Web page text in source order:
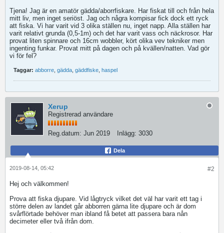
Tjena! Jag är en amatör gädda/aborrfiskare. Har fiskat till och från hela
mitt liv, men inget seriöst. Jag och några kompisar fick dock ett ryck
att fiska. Vi har varit vid 3 olika ställen nu, inget napp. Alla ställen har
varit relativt grunda (0,5-1m) och det har varit vass och näckrosor. Har
provat liten spinnare och 16cm wobbler, kört olika vev tekniker men
ingenting funkar. Provat mitt på dagen och på kvällen/natten. Vad gör
vi för fel?
Taggar: abborre gädda gäddfiske haspel
Xerup
Registrerad användare
Reg.datum: Jun 2019 Inlägg: 3030
Dela
#2
2019-08-14, 05:42
Hej och välkommen!
Prova att fiska djupare. Vid lågtryck vilket det väl har varit ett tag i
större delen av landet går abborren gärna lite djupare och är dom
svårflörtade behöver man ibland få betet att passera bara nån
decimeter eller två ifrån dom.